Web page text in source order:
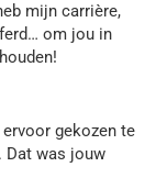
mijn carrière,
om jou in
gekozen te
Dat was jouw